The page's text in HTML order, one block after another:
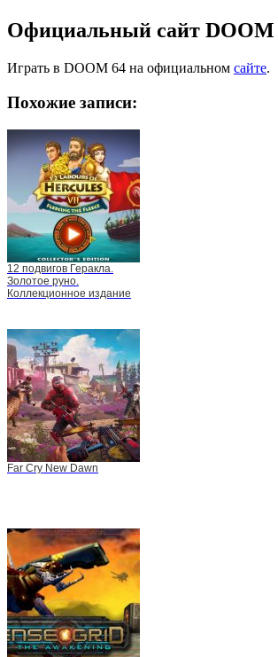
Официальный сайт DOOM
Играть в DOOM 64 на официальном сайте.
Похожие записи:
12 подвигов Геракла.
Золотое руно.
Коллекционное издание
Far Cry New Dawn